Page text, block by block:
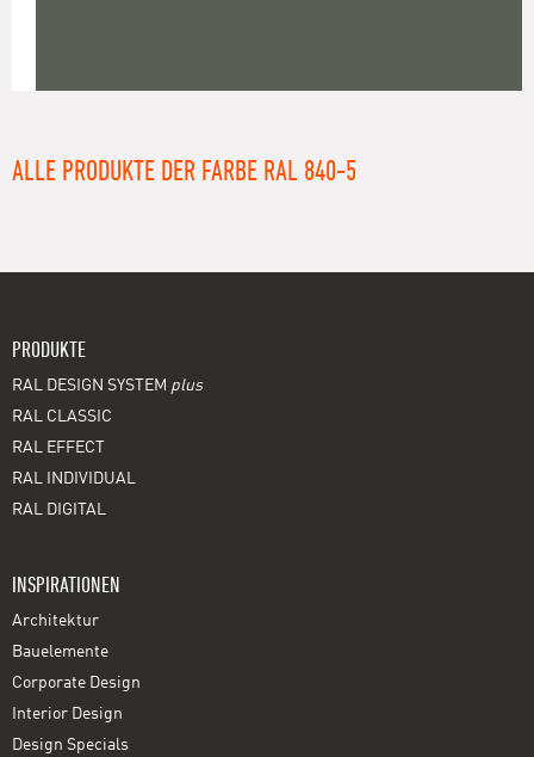
ALLE PRODUKTE DER FARBE RAL 840-5
PRODUKTE
RAL DESIGN SYSTEM plus
RAL CLASSIC
RAL EFFECT
RAL INDIVIDUAL
RAL DIGITAL
INSPIRATIONEN
Architektur
Bauelemente
Corporate Design
Interior Design
Design Specials